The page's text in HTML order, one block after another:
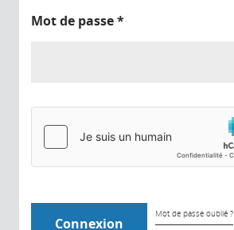
Mot de passe*
Mot de passe oublié ?